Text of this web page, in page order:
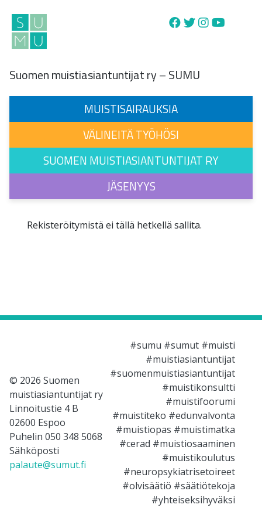
Main Navigation
Suomen muistiasiantuntijat ry – SUMU
MUISTISAIRAUKSIA
VÄLINEITÄ TYÖHÖSI
SUOMEN MUISTIASIANTUNTIJAT RY
JÄSENYYS
Rekisteröitymistä ei tällä hetkellä sallita.
© 2026 Suomen
muistiasiantuntijat ry
Linnoitustie 4 B
02600 Espoo
Puhelin 050 348 5068
Sähköposti
palaute@sumut.fi
#sumu #sumut #muisti
#muistiasiantuntijat
#suomenmuistiasiantuntijat
#muistikonsultti
#muistifoorumi
#muistiteko #edunvalvonta
#muistiopas #muistimatka
#cerad #muistiosaaminen
#muistikoulutus
#neuropsykiatrisetoireet
#olvisäätiö #säätiötekoja
#yhteiseksihyväksi